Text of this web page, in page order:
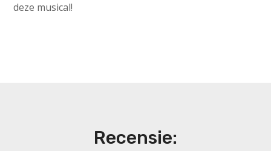
deze musical!
Recensie: